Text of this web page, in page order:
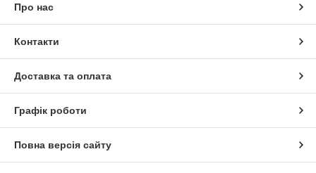
Про нас
Контакти
Доставка та оплата
Графік роботи
Повна версія сайту